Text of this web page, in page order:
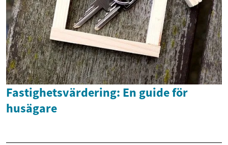
Fastighetsvärdering: En guide för
husägare